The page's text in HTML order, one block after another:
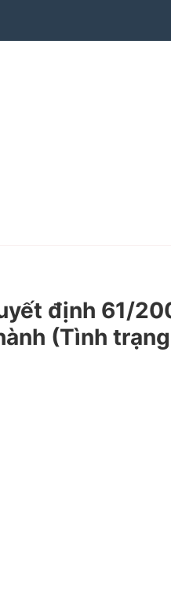
định 61/
(Tình